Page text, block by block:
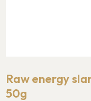
Raw energy
50g